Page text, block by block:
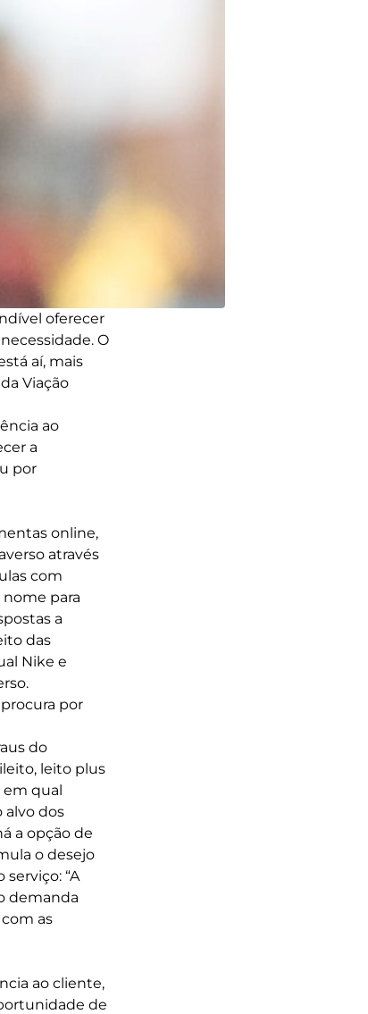
oferecer
O
aí, mais
Viação
ao
a
por
online,
através
com
para
a
das
Nike e
por
do
leito plus
em qual
alvo dos
a opção de
o desejo
“A
demanda
as
ao cliente,
de